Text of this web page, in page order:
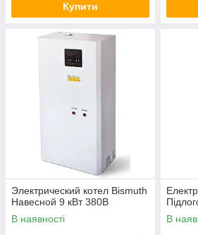
Купити
Электрический котел Bismuth
Навесной 9 кВт 380В
В наявності
В